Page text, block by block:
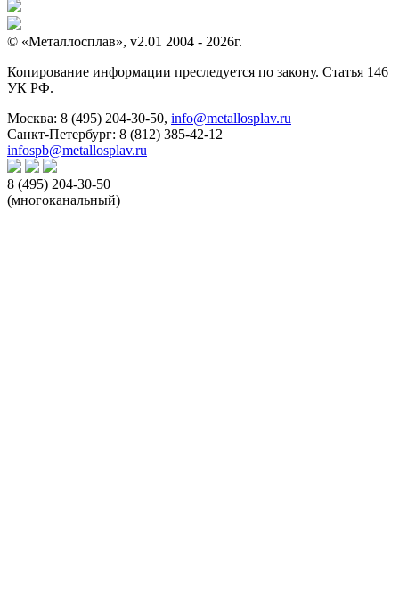
© «Металлосплав», v2.01 2004 - 2026г.
Копирование информации преследуется по закону. Статья 146
УК РФ.
Москва: 8 (495) 204-30-50, info@metallosplav.ru
Санкт-Петербург: 8 (812) 385-42-12
infospb@metallosplav.ru
8 (495) 204-30-50
(многоканальный)